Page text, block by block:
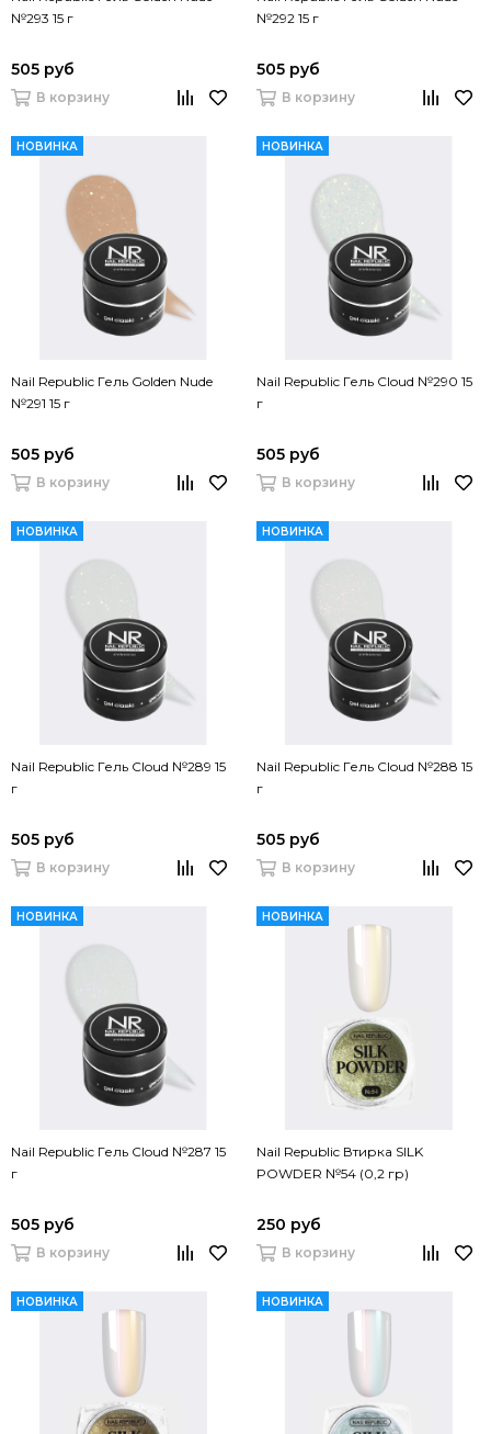
№293 15 г
505 руб
В корзину
№292 15 г
505 руб
В корзину
НОВИНКА
Nail Republic Гель Golden Nude
№291 15 г
505 руб
В корзину
НОВИНКА
Nail Republic Гель Cloud №290 15
г
505 руб
В корзину
НОВИНКА
Nail Republic Гель Cloud №289 15
г
505 руб
В корзину
НОВИНКА
Nail Republic Гель Cloud №288 15
г
505 руб
В корзину
НОВИНКА
Nail Republic Гель Cloud №287 15
г
505 руб
В корзину
НОВИНКА
Nail Republic Втирка SILK
POWDER №54 (0,2 гр)
250 руб
В корзину
НОВИНКА НОВИНКА